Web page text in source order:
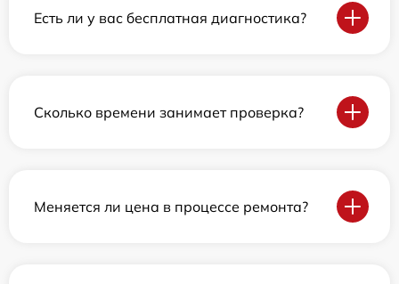
Есть ли у вас бесплатная диагностика?
Сколько времени занимает проверка?
Меняется ли цена в процессе ремонта?